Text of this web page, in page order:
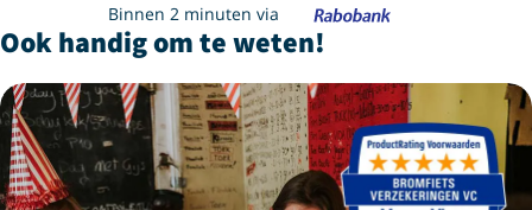
Binnen 2 minuten via
Ook handig om te weten!